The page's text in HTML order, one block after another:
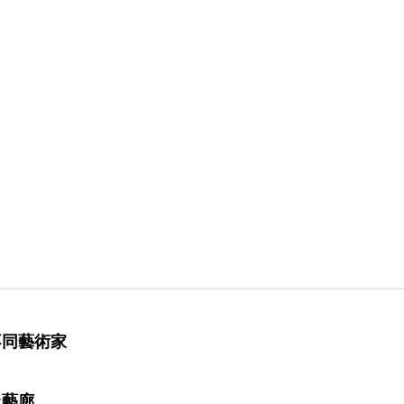
藝術家